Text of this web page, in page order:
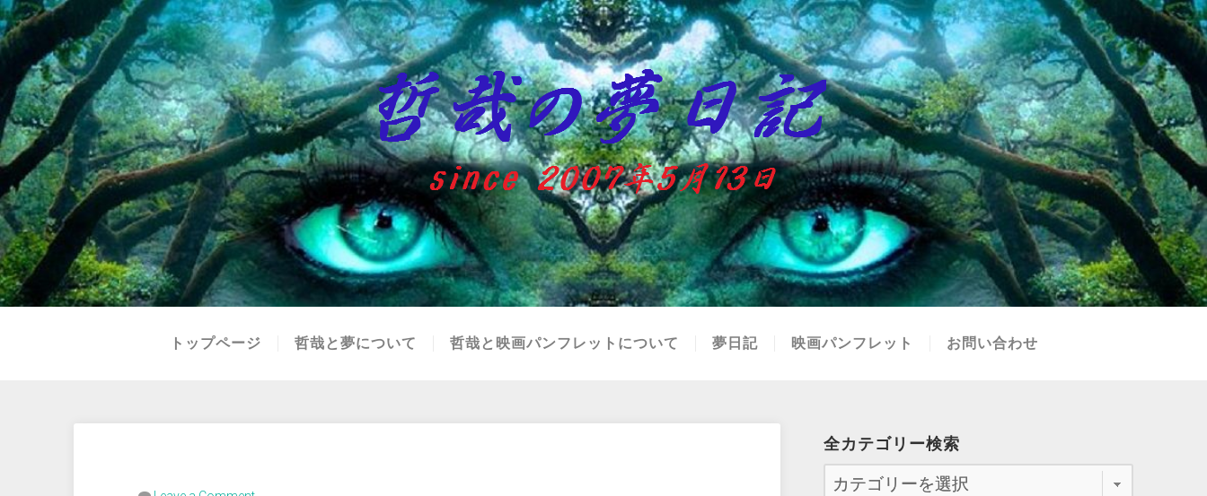
トップページ 哲哉と夢について 哲哉と映画パンフレットについて 夢日記 映画パンフレット お問い合わせ
全カテゴリー検索